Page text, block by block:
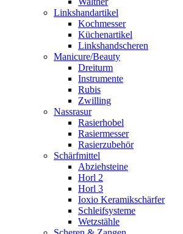
Linkshandartikel
Kochmesser
Küchenartikel
Linkshandscheren
Manicure/Beauty
Dreiturm
Instrumente
Rubis
Zwilling
Nassrasur
Rasierhobel
Rasiermesser
Rasierzubehör
Schärfmittel
Abziehsteine
Horl 2
Horl 3
Ioxio Keramikschärfer
Schleifsysteme
Wetzstähle